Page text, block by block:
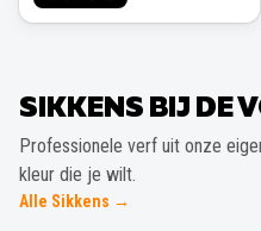
SIKKENS BIJ DE
Professionele verf uit onze
kleur die je wilt.
Alle Sikkens →